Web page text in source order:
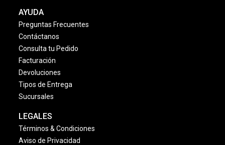
AYUDA
Preguntas Frecuentes
Contáctanos
Consulta tu Pedido
Facturación
Devoluciones
Tipos de Entrega
Sucursales
LEGALES
Términos & Condiciones
Aviso de Privacidad